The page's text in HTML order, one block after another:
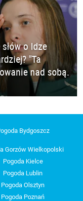
słów o Idze
"Ta
nad sobą.
Bydgoszcz
Gorzów Wielkopolski
Pogoda Kielce
Pogoda Lublin
Pogoda Olsztyn
Pogoda Poznań